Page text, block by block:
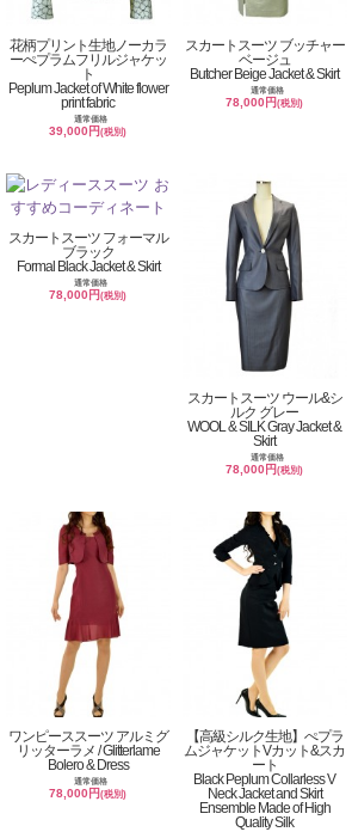
花柄プリント生地ノーカラ
ーぺプラムフリルジャケッ
ト
Peplum Jacket of White flower
print fabric
通常価格
39,000円(税別)
スカートスーツ ブッチャー
ベージュ
Butcher Beige Jacket & Skirt
通常価格
78,000円(税別)
スカートスーツ フォーマル
ブラック
Formal Black Jacket & Skirt
通常価格
78,000円(税別)
スカートスーツ ウール&シ
ルク グレー
WOOL & SILK Gray Jacket &
Skirt
通常価格
78,000円(税別)
ワンピーススーツ アルミグ
リッターラメ / Glitterlame
Bolero & Dress
通常価格
78,000円(税別)
【高級シルク生地】ぺプラ
ムジャケットVカット&スカ
ート
Black Peplum Collarless V
Neck Jacket and Skirt
Ensemble Made of High
Quality Silk